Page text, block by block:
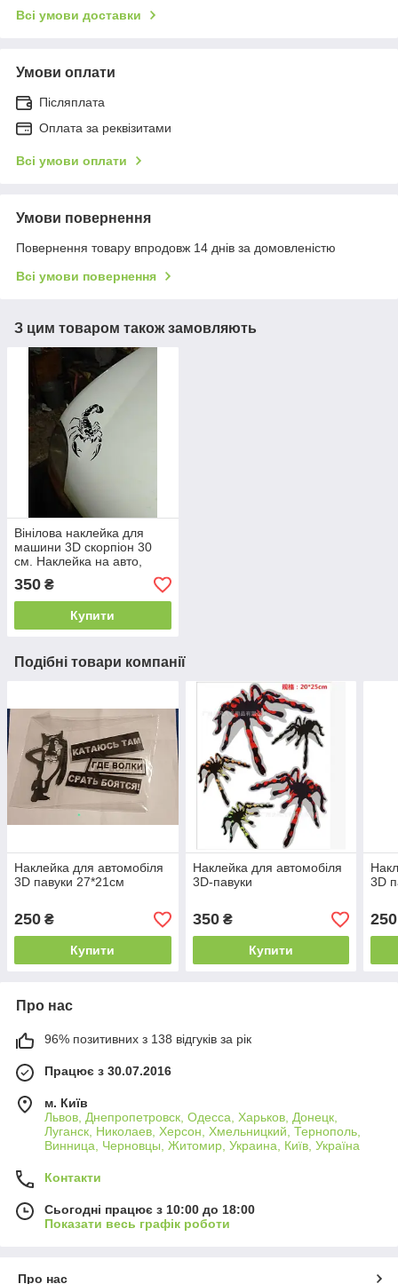
Всі умови доставки
Умови оплати
Післяплата
Оплата за реквізитами
Всі умови оплати
Умови повернення
Повернення товару впродовж 14 днів за домовленістю
Всі умови повернення
З цим товаром також замовляють
Вінілова наклейка для
машини 3D скорпіон 30
см. Наклейка на авто,
чорний
350 ₴
Купити
Подібні товари компанії
Наклейка для автомобіля
3D павуки 27*21см
250 ₴
Купити
Наклейка для автомобіля
3D-павуки
350₴
Купити
3D
250
Про нас
96% позитивних з 138 відгуків за рік
Працює з 30.07.2016
м. Київ
Львов, Днепропетровск, Одесса, Харьков, Донецк,
Луганск, Николаев, Херсон, Хмельницкий, Тернополь,
Винница, Черновцы, Житомир, Украина, Київ, Україна
Контакти
Сьогодні працює з 10:00 до 18:00
Показати весь графік роботи
Про нас